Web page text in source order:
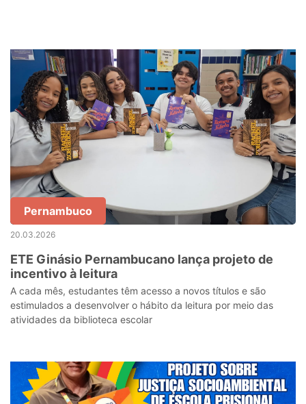
Pernambuco
20.03.2026
ETE Ginásio Pernambucano lança projeto de
incentivo à leitura
A cada mês, estudantes têm acesso a novos títulos e são
estimulados a desenvolver o hábito da leitura por meio das
atividades da biblioteca escolar